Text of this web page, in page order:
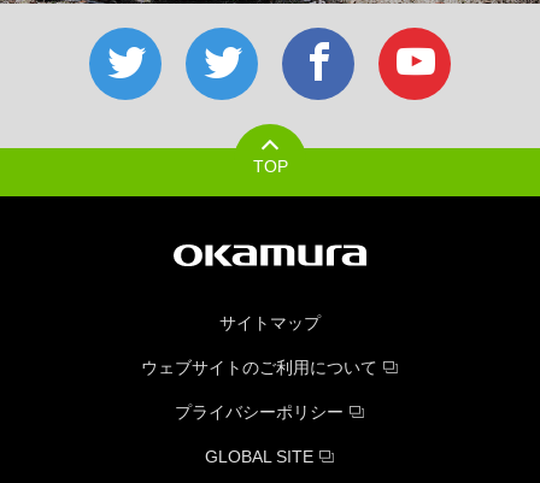
TOP
サイトマップ
ウェブサイトのご利用について
プライバシーポリシー
GLOBAL SITE